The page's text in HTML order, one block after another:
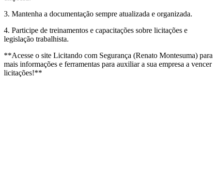
3. Mantenha a documentação sempre atualizada e organizada.
4. Participe de treinamentos e capacitações sobre licitações e
legislação trabalhista.
**Acesse o site Licitando com Segurança (Renato Montesuma) para
mais informações e ferramentas para auxiliar a sua empresa a vencer
licitações!**